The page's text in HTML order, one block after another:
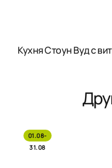
Кухня Стоун Вуд с
01.08-
31.08